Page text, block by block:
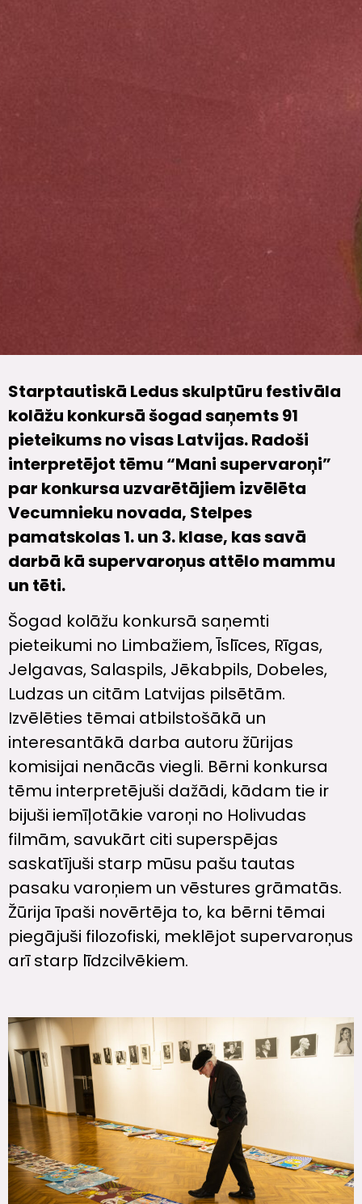
Starptautiskā Ledus skulptūru festivāla
kolāžu konkursā šogad saņemts 91
pieteikums no visas Latvijas. Radoši
interpretējot tēmu “Mani supervaroņi”
par konkursa uzvarētājiem izvēlēta
Vecumnieku novada, Stelpes
pamatskolas 1. un 3. klase, kas savā
darbā kā supervaroņus attēlo mammu
un tēti.
Šogad kolāžu konkursā saņemti
pieteikumi no Limbažiem, Īslīces, Rīgas,
Jelgavas, Salaspils, Jēkabpils, Dobeles,
Ludzas un citām Latvijas pilsētām.
Izvēlēties tēmai atbilstošākā un
interesantākā darba autoru žūrijas
komisijai nenācās viegli. Bērni konkursa
tēmu interpretējuši dažādi, kādam tie ir
bijuši iemīļotākie varoņi no Holivudas
filmām, savukārt citi superspējas
saskatījuši starp mūsu pašu tautas
pasaku varoņiem un vēstures grāmatās.
Žūrija īpaši novērtēja to, ka bērni tēmai
piegājuši filozofiski, meklējot supervaroņus
arī starp līdzcilvēkiem.